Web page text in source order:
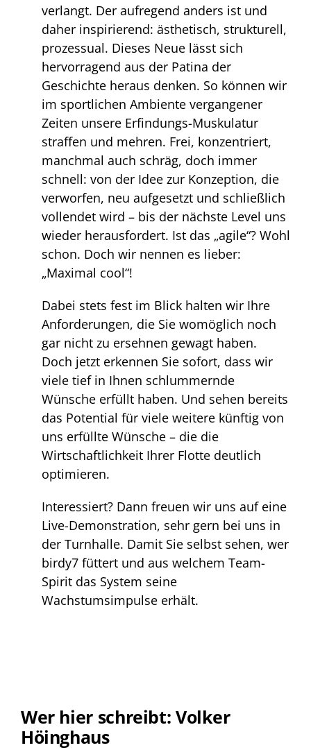
verlangt. Der aufregend anders ist und
daher inspirierend: ästhetisch, strukturell,
prozessual. Dieses Neue lässt sich
hervorragend aus der Patina der
Geschichte heraus denken. So können wir
im sportlichen Ambiente vergangener
Zeiten unsere Erfindungs-Muskulatur
straffen und mehren. Frei, konzentriert,
manchmal auch schräg, doch immer
schnell: von der Idee zur Konzeption, die
verworfen, neu aufgesetzt und schließlich
vollendet wird – bis der nächste Level uns
wieder herausfordert. Ist das „agile“? Wohl
schon. Doch wir nennen es lieber:
„Maximal cool“!
Dabei stets fest im Blick halten wir Ihre
Anforderungen, die Sie womöglich noch
gar nicht zu ersehnen gewagt haben.
Doch jetzt erkennen Sie sofort, dass wir
viele tief in Ihnen schlummernde
Wünsche erfüllt haben. Und sehen bereits
das Potential für viele weitere künftig von
uns erfüllte Wünsche – die die
Wirtschaftlichkeit Ihrer Flotte deutlich
optimieren.
Interessiert? Dann freuen wir uns auf eine
Live-Demonstration, sehr gern bei uns in
der Turnhalle. Damit Sie selbst sehen, wer
birdy7 füttert und aus welchem Team-
Spirit das System seine
Wachstumsimpulse erhält.
Wer hier schreibt: Volker
Höinghaus